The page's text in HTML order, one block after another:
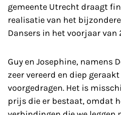
gemeente Utrecht draagt
realisatie van het
Dansers in het voorjaar van
Guy en Josephine, namens
zeer vereerd en diep
voorgedragen. Het is
prijs die er bestaat, omdat